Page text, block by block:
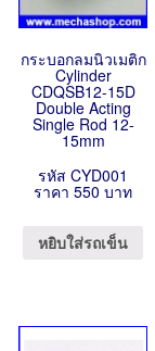
กระบอกลมนิวเมติก
Cylinder
CDQSB12-15D
Double Acting
Single Rod 12-
15mm
รหัส CYD001
ราคา 550 บาท
หยิบใส่รถเข็น